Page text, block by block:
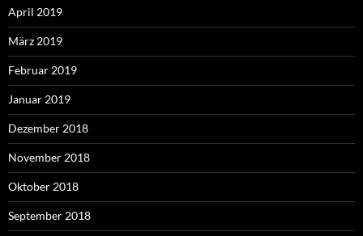
April 2019
März 2019
Februar 2019
Januar 2019
Dezember 2018
November 2018
Oktober 2018
September 2018